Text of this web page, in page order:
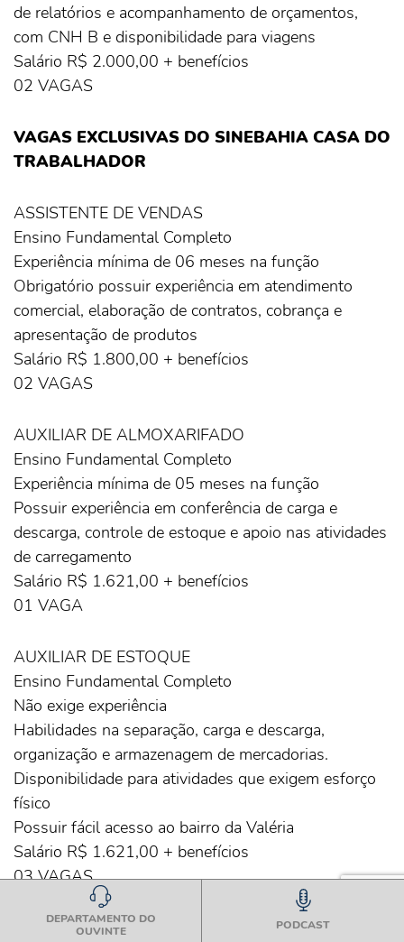
de relatórios e acompanhamento de orçamentos,
com CNH B e disponibilidade para viagens
Salário R$ 2.000,00 + benefícios
02 VAGAS
VAGAS EXCLUSIVAS DO SINEBAHIA CASA DO
TRABALHADOR
ASSISTENTE DE VENDAS
Ensino Fundamental Completo
Experiência mínima de 06 meses na função
Obrigatório possuir experiência em atendimento
comercial, elaboração de contratos, cobrança e
apresentação de produtos
Salário R$ 1.800,00 + benefícios
02 VAGAS
AUXILIAR DE ALMOXARIFADO
Ensino Fundamental Completo
Experiência mínima de 05 meses na função
Possuir experiência em conferência de carga e
descarga, controle de estoque e apoio nas atividades
de carregamento
Salário R$ 1.621,00 + benefícios
01 VAGA
AUXILIAR DE ESTOQUE
Ensino Fundamental Completo
Não exige experiência
Habilidades na separação, carga e descarga,
organização e armazenagem de mercadorias.
Disponibilidade para atividades que exigem esforço
físico
Possuir fácil acesso ao bairro da Valéria
Salário R$ 1.621,00 + benefícios
03 VAGAS
VAGAS SINEBAHIA CAPAZ SALVADOR –
DEPARTAMENTO DO
OUVINTE
PODCAST